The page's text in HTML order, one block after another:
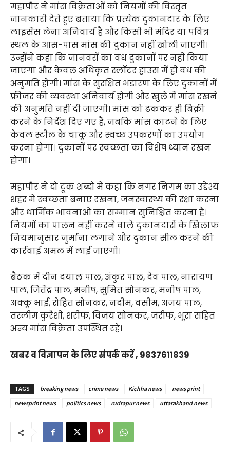
महापौर ने मांस विक्रेताओं को नियमों की विस्तृत
जानकारी देते हुए बताया कि प्रत्येक दुकानदार के लिए
लाइसेंस लेना अनिवार्य है और किसी भी मंदिर या पवित्र
स्थल के आस-पास मांस की दुकान नहीं खोली जाएगी।
उन्होंने कहा कि जानवरों का वध दुकानों पर नहीं किया
जाएगा और केवल अधिकृत स्लॉटर हाउस में ही वध की
अनुमति होगी। मांस के सुरक्षित भंडारण के लिए दुकानों में
फ्रीजर की व्यवस्था अनिवार्य होगी और खुले में मांस रखने
की अनुमति नहीं दी जाएगी। मांस को ढककर ही बिक्री
करने के निर्देश दिए गए हैं, जबकि मांस काटने के लिए
केवल स्टील के चाकू और स्वच्छ उपकरणों का उपयोग
करना होगा। दुकानों पर स्वच्छता का विशेष ध्यान रखन
होगा।
महापौर ने दो टूक शब्दों में कहा कि नगर निगम का उद्देश्य
शहर में स्वच्छता बनाए रखना, जनस्वास्थ्य की रक्षा करना
और धार्मिक भावनाओं का सम्मान सुनिश्चित करना है।
नियमों का पालन नहीं करने वाले दुकानदारों के खिलाफ
नियमानुसार जुर्माना लगाने और दुकान सील करने की
कार्रवाई अमल में लाई जाएगी।
बैठक में दीन दयाल पाल, अंकुर पाल, देव पाल, नारायण
पाल, जितेंद्र पाल, मनीष, सुमित सोनकर, मनीष पाल,
अक्कू भाई, रोहित सोनकर, नदीम, वसीम, अजय पाल,
तस्लीम कुरैशी, शरीफ, विजय सोनकर, जरीफ, भूरा सहित
अन्य मांस विक्रेता उपस्थित रहे।
खबर व विज्ञापन के लिए संपर्क करें , 9837611839
TAGS breaking news crime news Kichha news
news print
newsprint news
politics news rudrapur news uttarakhand news